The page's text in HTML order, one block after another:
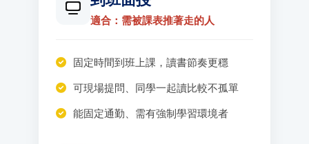
適合：需被課表推著走的人
固定時間到班上課，讀書節奏更穩
可現場提問、同學一起讀比較不孤單
能固定通勤、需有強制學習環境者